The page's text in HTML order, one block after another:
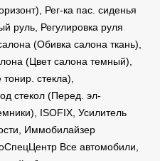
Рег-ка пас. сиденья
руль, Регулировка руля
(Обивка салона ткань),
(Цвет салона темный),
стекла),
стекол (Перед. эл-
ISOFIX, Усилитель
Иммобилайзер
Все автомобили,